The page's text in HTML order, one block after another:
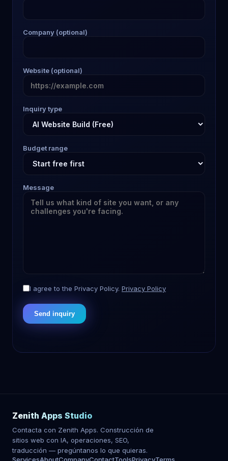
Company (optional)
Website (optional)
Inquiry type
Budget range
Message
I agree to the Privacy Policy. Privacy Policy
Send inquiry
Zenith Apps Studio
Contacta con Zenith Apps. Construcción de
sitios web con IA, operaciones, SEO,
traducción — pregúntanos lo que quieras.